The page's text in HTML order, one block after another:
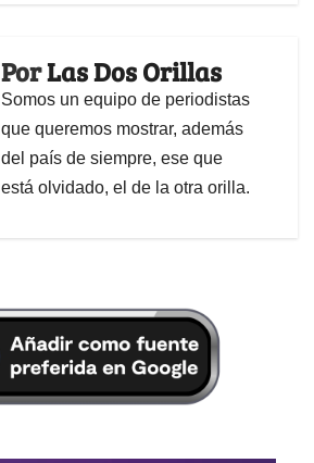
PorLas Dos Orillas
Somos un equipo de periodistas
que queremos mostrar, además
del país de siempre, ese que
está olvidado, el de la otra orilla.